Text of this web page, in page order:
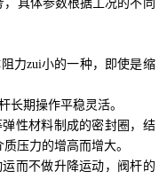
具体参数根据工况的不同
力zui小的一种，即使是缩
长期操作平稳灵活。
性材料制成的密封圈，结
压力的增高而增大。
而不做升降运动，阀杆的